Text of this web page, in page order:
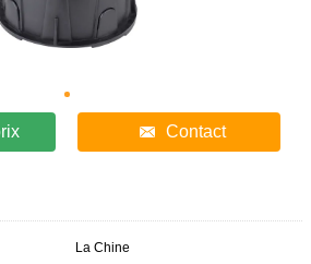
Contact
La Chine